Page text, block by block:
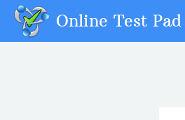
Online Test Pad